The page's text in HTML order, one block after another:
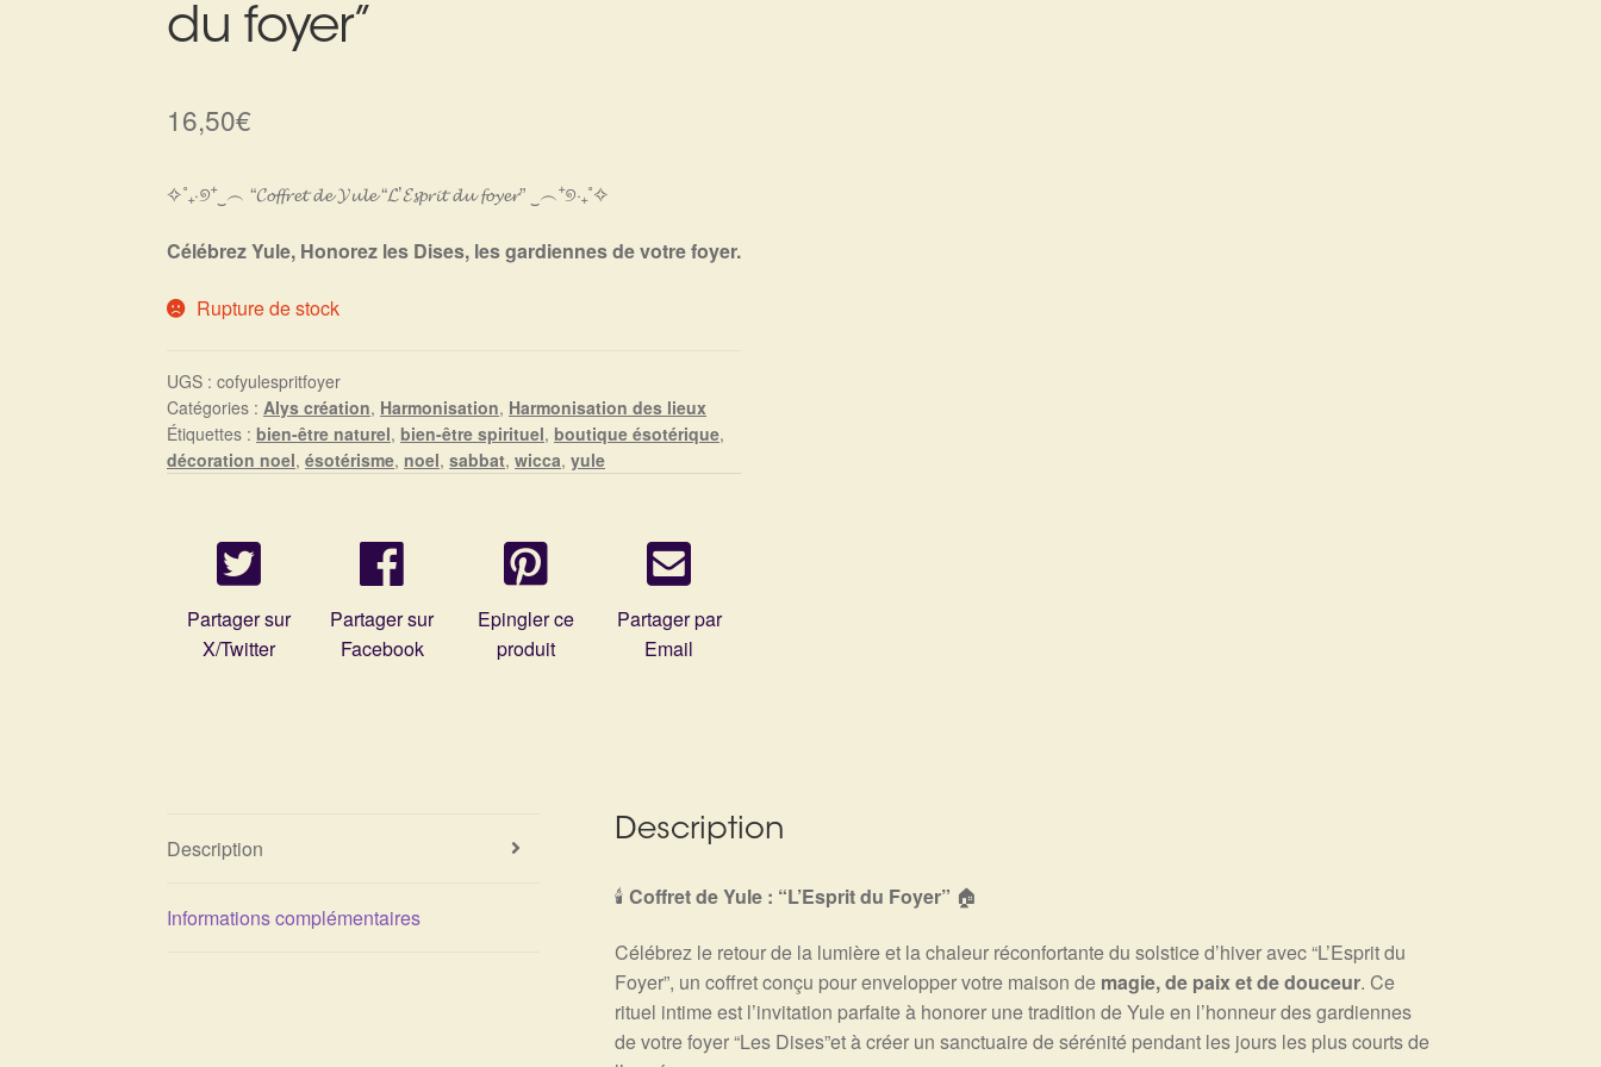
du foyer”
16,50€
✧˚₊‧୭⁺‿︵ “𝓒𝓸𝓯𝓯𝓻𝓮𝓽 𝓭𝓮 𝓨𝓾𝓵𝓮 “𝓛’𝓔𝓼𝓹𝓻𝓲𝓽 𝓭𝓾 𝓯𝓸𝔂𝓮𝓻” ‿︵⁺୭‧₊˚✧
Célébrez Yule, Honorez les Dises, les gardiennes de votre foyer.
Rupture de stock
UGS :cofyulespritfoyer
Catégories :Alys création, Harmonisation, Harmonisation des lieux
Étiquettes :bien-être naturel,bien-être spirituel,boutique ésotérique,
décoration noel,ésotérisme, noel,sabbat,wicca,yule
Partager sur
X/Twitter
Partager sur
Facebook
Epingler ce
produit
Partager par
Email
Description
Informations complémentaires
Description
🕯️ Coffret de Yule : “L’Esprit du Foyer” 🏠
Célébrez le retour de la lumière et la chaleur réconfortante du solstice d’hiver avec “L’Esprit du
Foyer”, un coffret conçu pour envelopper votre maison de magie, de paix et de douceur. Ce
rituel intime est l’invitation parfaite à honorer une tradition de Yule en l’honneur des gardiennes
de votre foyer “Les Dises”et à créer un sanctuaire de sérénité pendant les jours les plus courts de